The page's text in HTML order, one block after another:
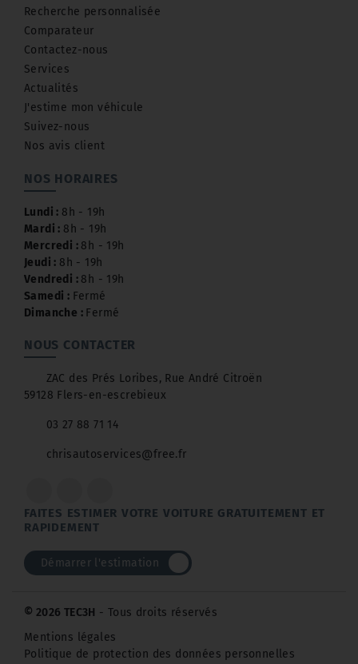
Recherche personnalisée
Comparateur
Contactez-nous
Services
Actualités
J'estime mon véhicule
Suivez-nous
Nos avis client
NOS HORAIRES
Lundi : 8h - 19h
Mardi : 8h - 19h
Mercredi : 8h - 19h
Jeudi : 8h - 19h
Vendredi : 8h - 19h
Samedi : Fermé
Dimanche : Fermé
NOUS CONTACTER
ZAC des Prés Loribes, Rue André Citroën
59128 Flers-en-escrebieux
03 27 88 71 14
chrisautoservices@free.fr
FAITES ESTIMER VOTRE VOITURE GRATUITEMENT ET
RAPIDEMENT
Démarrer l'estimation
© 2026 TEC3H - Tous droits réservés
Mentions légales
Politique de protection des données personnelles